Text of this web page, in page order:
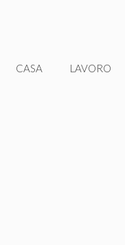
CASA LAVORO